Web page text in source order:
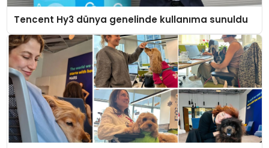
Tencent Hy3 dünya genelinde kullanıma sunuldu